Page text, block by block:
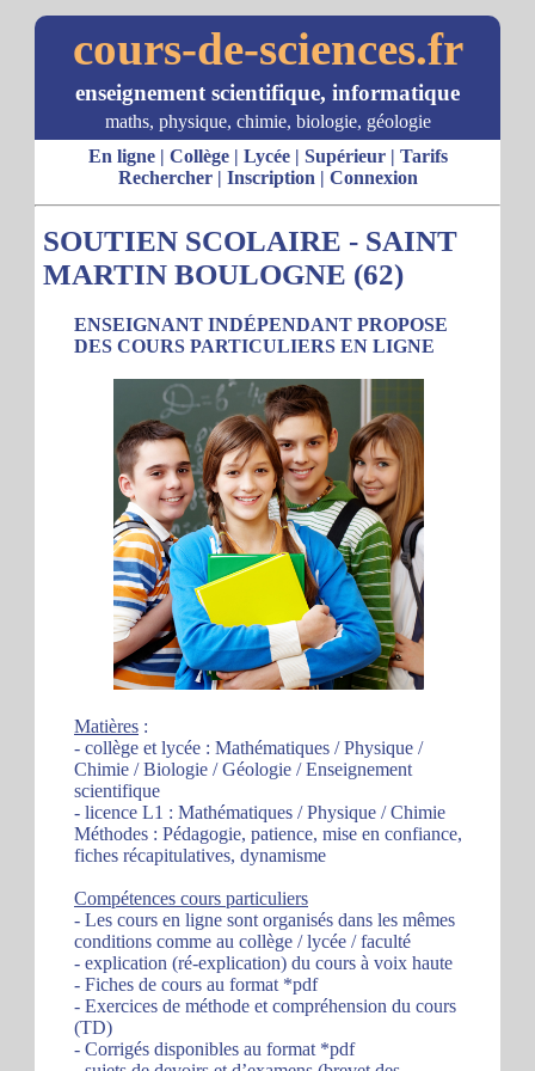
cours-de-sciences.fr
enseignement scientifique, informatique
maths, physique, chimie, biologie, géologie
En ligne| Collège| Lycée| Supérieur| Tarifs
Rechercher| Inscription | Connexion
SOUTIEN SCOLAIRE - SAINT
MARTIN BOULOGNE (62)
ENSEIGNANT INDÉPENDANT PROPOSE
DES COURS PARTICULIERS EN LIGNE
Matières :
- collège et lycée : Mathématiques / Physique /
Chimie / Biologie / Géologie / Enseignement
scientifique
- licence L1 : Mathématiques / Physique / Chimie
Méthodes : Pédagogie, patience, mise en confiance,
fiches récapitulatives, dynamisme
Compétences cours particuliers
- Les cours en ligne sont organisés dans les mêmes
conditions comme au collège / lycée / faculté
- explication (ré-explication) du cours à voix haute
- Fiches de cours au format *pdf
- Exercices de méthode et compréhension du cours
(TD)
- Corrigés disponibles au format *pdf